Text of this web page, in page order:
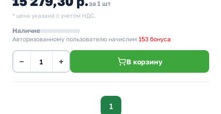
за 1 шт
* цена указана с учетом НДС.
Наличие
Авторизованному пользователю начислим 153 бонуса
− + В корзину
1